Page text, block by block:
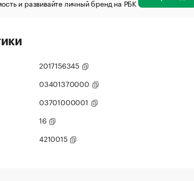
и развивайте личный бренд на РБК
2017156345
03401370000
03701000001
16
4210015